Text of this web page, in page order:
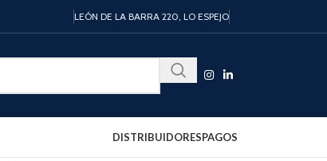
LEÓN DE LA BARRA 220, LO ESPEJO
DISTRIBUIDORESPAGOS